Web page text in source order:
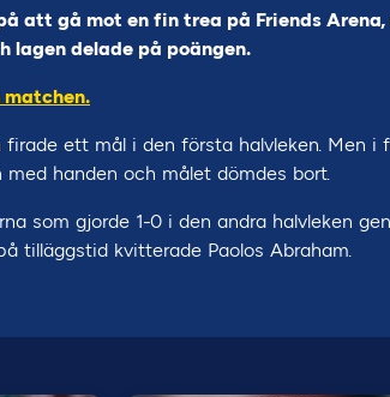
att gå mot en fin trea på Friends
lagen delade på poängen.
firade ett mål i den första halvleken. Men i
med handen och målet dömdes bort.
som gjorde 1-0 i den andra halvleken
tilläggstid kvitterade Paolos Abraham.